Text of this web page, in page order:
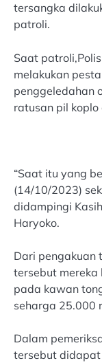
tersangka
patroli.
Saat
melakukan
penggeledahan
ratusan pil koplo
“Saat itu yang
(14/10/2023)
didampingi
Haryoko.
Dari pengakuan
tersebut mereka
pada kawan
seharga 25.000
Dalam
tersebut